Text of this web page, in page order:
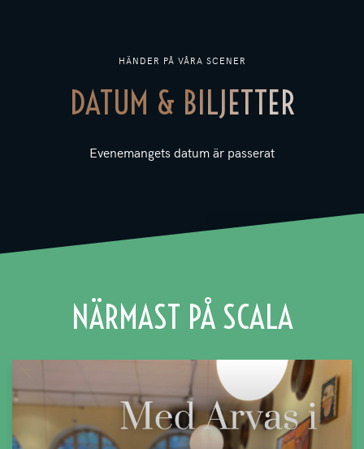
HÄNDER PÅ VÅRA SCENER
DATUM & BILJETTER
Evenemangets datum är passerat
NÄRMAST PÅ SCALA